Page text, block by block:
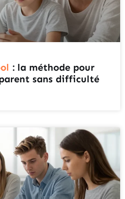
: la méthode pour
sans difficulté